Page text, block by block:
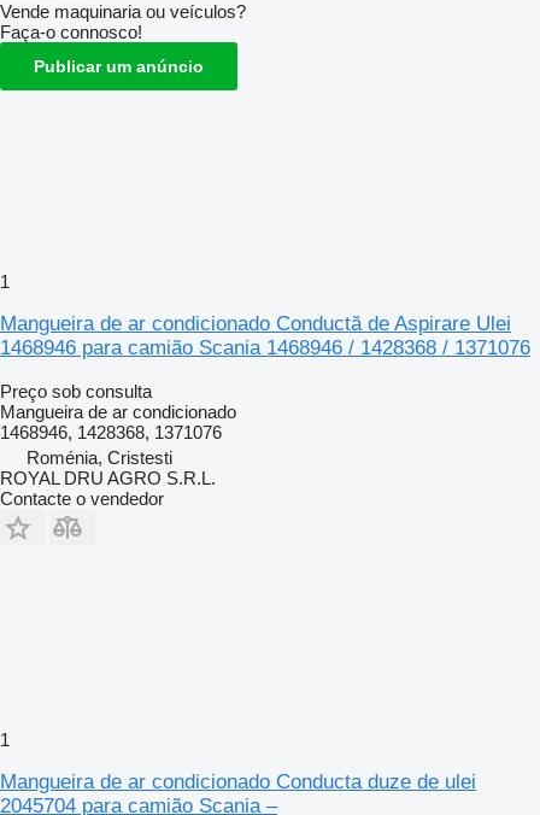
Vende maquinaria ou veículos?
Faça-o connosco!
Publicar um anúncio
1
Mangueira de ar condicionado Conductă de Aspirare Ulei
1468946 para camião Scania 1468946 / 1428368 / 1371076
Preço sob consulta
Mangueira de ar condicionado
1468946, 1428368, 1371076
Roménia, Cristesti
ROYAL DRU AGRO S.R.L.
Contacte o vendedor
1
Mangueira de ar condicionado Conducta duze de ulei
2045704 para camião Scania –